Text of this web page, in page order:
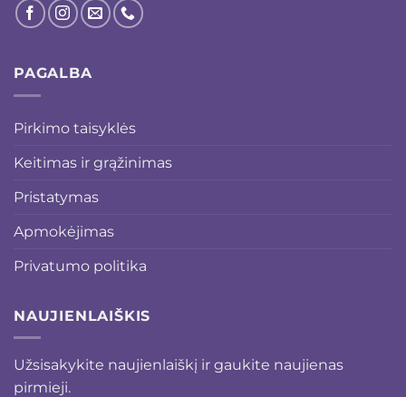
PAGALBA
Pirkimo taisyklės
Keitimas ir grąžinimas
Pristatymas
Apmokėjimas
Privatumo politika
NAUJIENLAIŠKIS
Užsisakykite naujienlaiškį ir gaukite naujienas
pirmieji.